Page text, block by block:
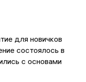
для новичков
состоялось в
с основами